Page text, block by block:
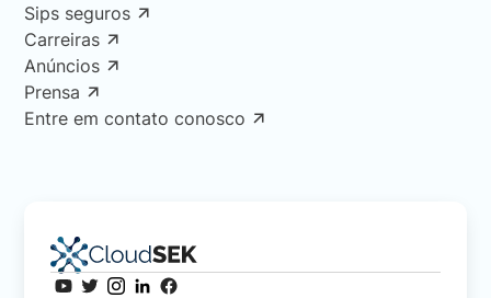
Sips seguros
Carreiras
Anúncios
Prensa
Entre em contato conosco